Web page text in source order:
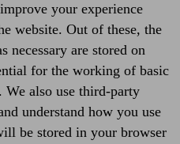
your experience
website. Out of these, the
necessary are stored on
for the working of basic
also use third-party
understand how you use
be stored in your browser